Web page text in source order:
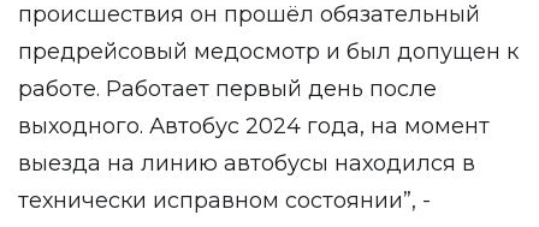
происшествия он прошёл обязательный
предрейсовый медосмотр и был допущен к
работе. Работает первый день после
выходного. Автобус 2024 года, на момент
выезда на линию автобусы находился в
технически исправном состоянии”, -